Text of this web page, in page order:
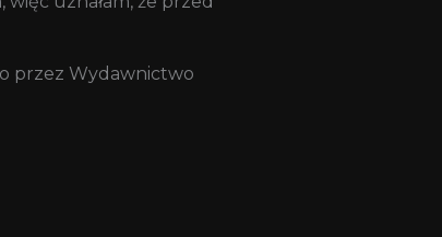
przez Wydawnictwo